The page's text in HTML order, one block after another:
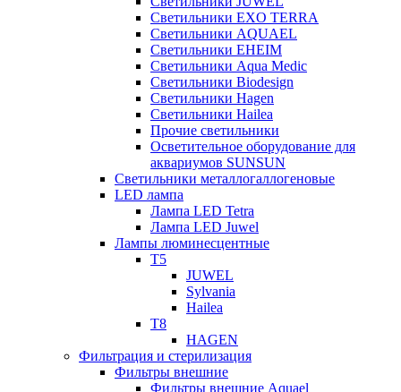
Светильники EXO TERRA
Светильники AQUAEL
Светильники EHEIM
Светильники Aqua Medic
Светильники Biodesign
Светильники Hagen
Светильники Hailea
Прочие светильники
Осветительное оборудование для
аквариумов SUNSUN
Светильники металлогаллогеновые
LED лампа
Лампа LED Tetra
Лампа LED Juwel
Лампы люминесцентные
T5
JUWEL
Sylvania
Hailea
T8
HAGEN
Фильтрация и стерилизация
Фильтры внешние
Фильтры внешние Aquael